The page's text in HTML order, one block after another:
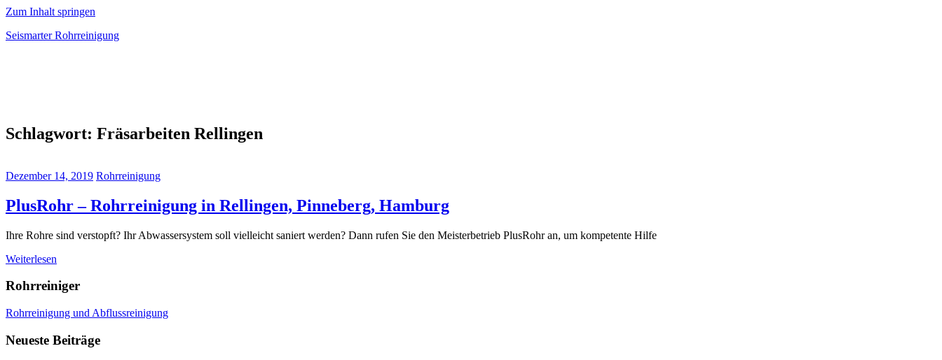
Zum Inhalt springen
Seismarter Rohrreinigung
Schlagwort: Fräsarbeiten Rellingen
Dezember 14, 2019 Rohrreinigung
PlusRohr – Rohrreinigung in Rellingen, Pinneberg, Hamburg
Ihre Rohre sind verstopft? Ihr Abwassersystem soll vielleicht saniert werden? Dann rufen Sie den Meisterbetrieb PlusRohr an, um kompetente Hilfe
Weiterlesen
Rohrreiniger
Rohrreinigung und Abflussreinigung
Neueste Beiträge